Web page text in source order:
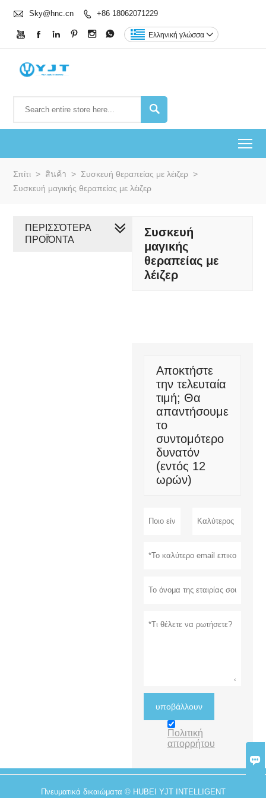

 Sky@hnc.cn  +86 18062071229
      Ελληνική γλώσσα 

Σπίτι > สินค้า > Συσκευή θεραπείας με λέιζερ >
Συσκευή μαγικής θεραπείας με λέιζερ
Συσκευή
μαγικής
θεραπείας με
λέιζερ
Αποκτήστε
την τελευταία
τιμή; Θα
απαντήσουμε
το
συντομότερο
δυνατόν
(εντός 12
ωρών)
υποβάλλουν
Πολιτική
απορρήτου
ΠΕΡΙΣΣΌΤΕΡΑ
ΠΡΟΪΌΝΤΑ
Πνευματικά δικαιώματα © HUBEI YJT INTELLIGENT